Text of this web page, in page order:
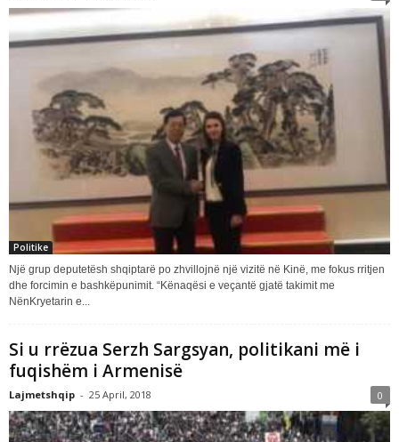
Politike
Një grup deputetësh shqiptarë po zhvillojnë një vizitë në Kinë, me fokus rritjen
dhe forcimin e bashkëpunimit. “Kënaqësi e veçantë gjatë takimit me
NënKryetarin e...
Si u rrëzua Serzh Sargsyan, politikani më i
fuqishëm i Armenisë
Lajmetshqip - 25 April, 2018 0